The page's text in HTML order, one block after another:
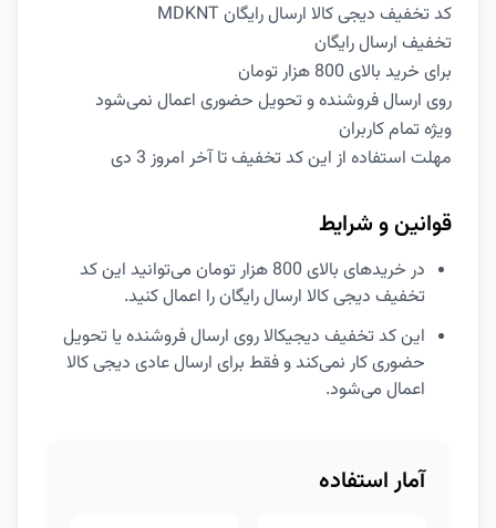
کد تخفیف دیجی کالا ارسال رایگان MDKNT
تخفیف ارسال رایگان
برای خرید بالای 800 هزار تومان
روی ارسال فروشنده و تحویل حضوری اعمال نمی‌شود
ویژه تمام کاربران
مهلت استفاده از این کد تخفیف تا آخر امروز 3 دی
قوانین و شرایط
در خریدهای بالای 800 هزار تومان می‌توانید این کد
تخفیف دیجی کالا ارسال رایگان را اعمال کنید.
این کد تخفیف دیجیکالا روی ارسال فروشنده یا تحویل
حضوری کار نمی‌کند و فقط برای ارسال عادی دیجی کالا
اعمال می‌شود.
آمار استفاده